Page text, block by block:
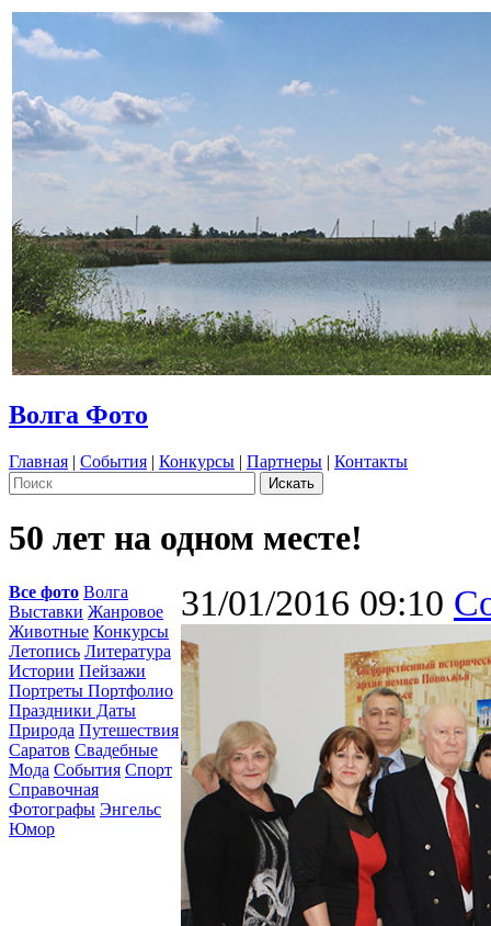
Волга Фото
Главная | События | Конкурсы | Партнеры | Контакты
50 лет на одном месте!
Все фото Волга
Выставки Жанровое
Животные Конкурсы
Летопись Литература
Истории Пейзажи
Портреты Портфолио
Праздники Даты
Природа Путешествия
Саратов Свадебные
Мода События Спорт
Справочная
Фотографы Энгельс
Юмор
31/01/2016 09:10